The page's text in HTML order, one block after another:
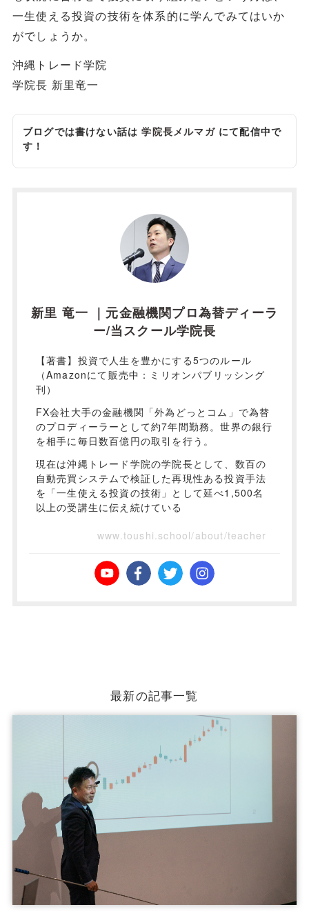
一生使える投資の技術を体系的に学んでみてはいか
がでしょうか。
沖縄トレード学院
学院長 新里竜一
ブログでは書けない話は学院長メルマガにて配信中で
す！
新里 竜一 ｜元金融機関プロ為替ディーラ
ー/当スクール学院長
【著書】投資で人生を豊かにする5つのルール
（Amazonにて販売中：ミリオンパブリッシング
刊）
FX会社大手の金融機関「外為どっとコム」で為替
のプロディーラーとして約7年間勤務。世界の銀行
を相手に毎日数百億円の取引を行う。
現在は沖縄トレード学院の学院長として、数百の
自動売買システムで検証した再現性ある投資手法
を「一生使える投資の技術」として延べ1,500名
以上の受講生に伝え続けている
www.toushi.school/about/teacher
最新の記事一覧